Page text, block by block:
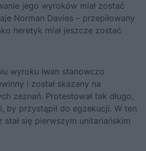
jego wyroków miał zostać
Norman Davies – przepiłowany
heretyk miał jeszcze zostać
wyroku Iwan stanowczo
i został skazany na
zeznań. Protestował tak długo,
by przystąpił do egzekucji. W ten
stał się pierwszym unitariańskim